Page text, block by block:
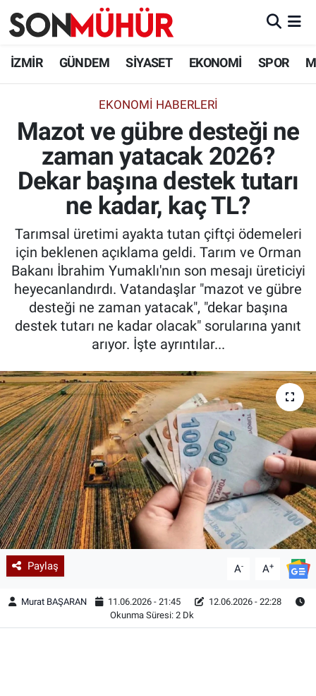
İZMİR GÜNDEM SİYASET EKONOMİ SPOR
EKONOMI HABERLERI
Mazot ve gübre desteği ne
zaman yatacak 2026?
Dekar başına destek tutarı
ne kadar, kaç TL?
Tarımsal üretimi ayakta tutan çiftçi ödemeleri
için beklenen açıklama geldi. Tarım ve Orman
Bakanı İbrahim Yumaklı'nın son mesajı üreticiyi
heyecanlandırdı. Vatandaşlar "mazot ve gübre
desteği ne zaman yatacak", "dekar başına
destek tutarı ne kadar olacak" sorularına yanıt
arıyor. İşte ayrıntılar...
Paylaş A- A+
Murat BAŞARAN 11.06.2026 - 21:45
12.06.2026 - 22:28
Okunma Süresi: 2 Dk
İzmir Nöbetçi Eczaneler
İzmir Namaz Vakitleri
İzmir Trafik Yoğunluk Haritası
Süper Lig Puan Durumu ve Fikstür
Tüm Manşetler
Son Dakika Haberleri
Haber Arşivi